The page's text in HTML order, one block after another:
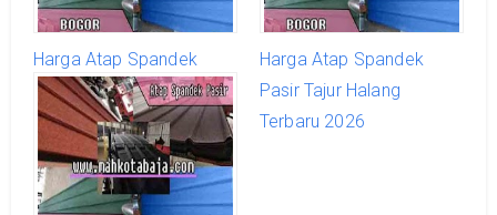
Harga Atap Spandek
Pasir Sukamakmur
Terbaru 2026
Harga Atap Spandek
Pasir Tajur Halang
Terbaru 2026